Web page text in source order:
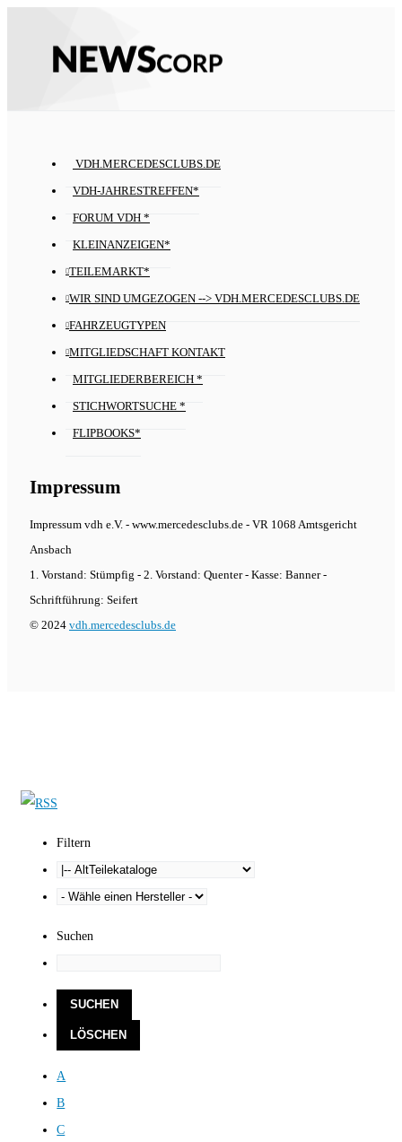
VDH.MERCEDESCLUBS.DE
VDH-JAHRESTREFFEN*
FORUM VDH *
KLEINANZEIGEN*
TEILEMARKT*
WIR SIND UMGEZOGEN --> VDH.MERCEDESCLUBS.DE
FAHRZEUGTYPEN
MITGLIEDSCHAFT KONTAKT
MITGLIEDERBEREICH *
STICHWORTSUCHE *
FLIPBOOKS*
Impressum
Impressum vdh e.V. - www.mercedesclubs.de - VR 1068 Amtsgericht
Ansbach
1. Vorstand: Stümpfig - 2. Vorstand: Quenter - Kasse: Banner -
Schriftführung: Seifert
© 2024 vdh.mercedesclubs.de
Filtern
Suchen
A
B
C